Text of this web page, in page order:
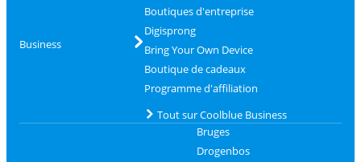
Business
Boutiques d'entreprise
Digisprong
Bring Your Own Device
Boutique de cadeaux
Programme d'affiliation
Tout sur Coolblue Business
Bruges
Drogenbos